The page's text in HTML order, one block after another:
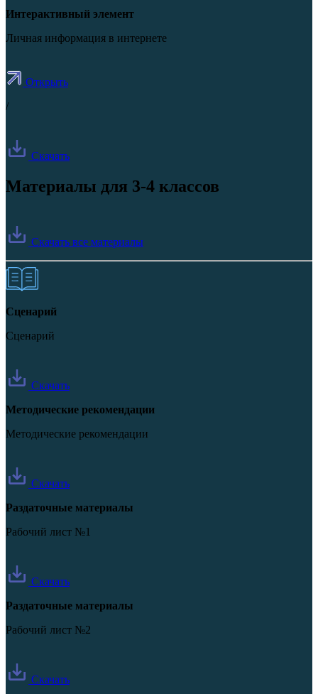
Интерактивный элемент
Личная информация в интернете
Открыть
/
Скачать
Материалы для 3-4 классов
Скачать все материалы
Сценарий
Сценарий
Скачать
Методические рекомендации
Методические рекомендации
Скачать
Раздаточные материалы
Рабочий лист №1
Скачать
Раздаточные материалы
Рабочий лист №2
Скачать